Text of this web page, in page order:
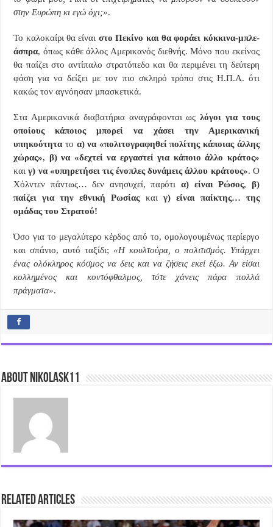
στην Ευρώπη κι εγώ όχι;».
Το καλοκαίρι θα είναι στο Πεκίνο και θα φοράει κόκκινα-μπλε-
άσπρα, όπως κάθε άλλος Αμερικανός διεθνής. Μόνο που εκείνος
θα παίζει στο αντίπαλο στρατόπεδο και θα περιμένει τη δεύτερη
φάση για να δείξει με τον πιο σκληρό τρόπο στις Η.Π.Α. ότι
κακώς τον αγνόησαν μπασκετικά.
Στα Αμερικανικά διαβατήρια αναγράφονται ωςλόγοι για τους
οποίους κάποιος μπορεί να χάσει την Αμερικανική
υπηκοότητα το α) να «πολιτογραφηθεί πολίτης κάποιας άλλης
χώρας», β) να «δεχτεί να εργαστεί για κάποιο άλλο κράτος»
καιγ) να «υπηρετήσει τις ένοπλες δυνάμεις άλλου κράτους». Ο
Χόλντεν πάντως… δεν ανησυχεί, παρότια) είναι Ρώσος, β)
παίζει για την εθνική Ρωσίαςκαι γ) είναι παίκτης… της
ομάδας του Στρατού!
Όσο για το μεγαλύτερο κέρδος από το, ομολογουμένως περίεργο
και σπάνιο, αυτό ταξίδι; «Η κουλτούρα, ο πολιτισμός. Υπάρχει
ένας ολόκληρος κόσμος να δεις και να ζήσεις εκεί έξω. Αν είσαι
κολλημένος και κοντόφθαλμος, τότε χάνεις πάρα πολλά
πράγματα».
About nikolask11
Related Articles